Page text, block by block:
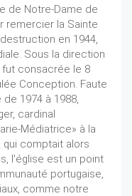
de Notre-Dame de
remercier la Sainte
en 1944,
Sous la direction
fut consacrée le 8
Conception. Faute
1974 à 1988,
cardinal
Médiatrice» à la
qui comptait alors
l'église est un point
portugaise,
comme notre